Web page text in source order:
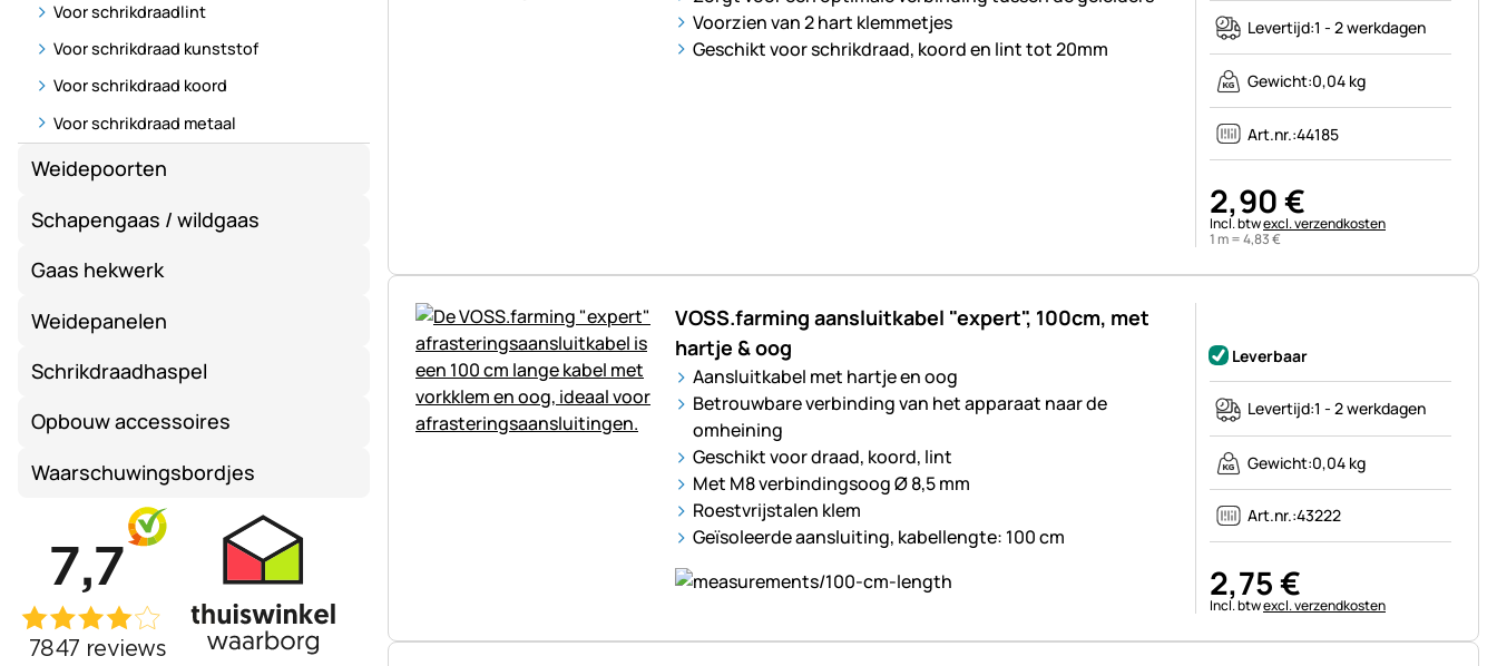
Voor schrikdraadlint
Voor schrikdraad kunststof
Voor schrikdraad koord
Voor schrikdraad metaal
Weidepoorten
Schapengaas / wildgaas
Gaas hekwerk
Weidepanelen
Schrikdraadhaspel
Opbouw accessoires
Waarschuwingsbordjes
Voorzien van 2 hart klemmetjes
Geschikt voor schrikdraad, koord en lint tot 20mm
Levertijd:1 - 2 werkdagen
Gewicht:0,04 kg
Art.nr.:44185
2,90€
Belastinginformatie:
Incl. btwexcl. verzendkosten
1 m =4,83€
VOSS.farming aansluitkabel "expert", 100cm, met
hartje & oog
Aansluitkabel met hartje en oog
Betrouwbare verbinding van het apparaat naar de
omheining
Geschikt voor draad, koord, lint
Met M8 verbindingsoog Ø 8,5 mm
Roestvrijstalen klem
Geïsoleerde aansluiting, kabellengte: 100 cm
Leverbaar
Levertijd:1 - 2 werkdagen
Gewicht:0,04 kg
Art.nr.:43222
2,75€
Belastinginformatie:
Incl. btwexcl. verzendkosten